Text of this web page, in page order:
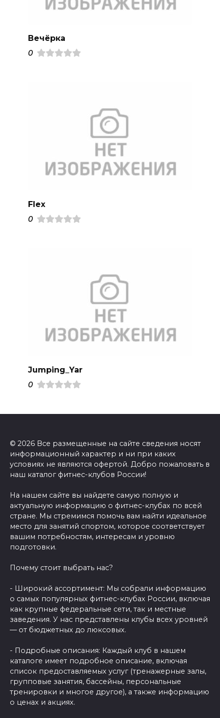
Вечёрка
0
Flex
0
Jumping_Yar
0
© 2026 Все размещенные на сайте сведения носят
информационный характер и ни при каких
условиях не являются офертой. Добро пожаловать в
наш каталог фитнес-клубов России!
На нашем сайте вы найдете самую полную и
актуальную информацию о фитнес-клубах по всей
стране. Мы стремимся помочь вам найти идеальное
место для занятий спортом, которое соответствует
вашим потребностям, интересам и уровню
подготовки.
Почему стоит выбрать нас?
- Широкий ассортимент: Мы собрали информацию
о самых популярных фитнес-клубах России, включая
как крупные федеральные сети, так и местные
заведения. У нас представлены клубы всех уровней
— от бюджетных до люксовых.
- Подробные описания: Каждый клуб в нашем
каталоге имеет подробное описание, включая
список предоставляемых услуг (тренажерные залы,
групповые занятия, бассейны, персональные
тренировки и многое другое), а также информацию
о ценах и акциях.